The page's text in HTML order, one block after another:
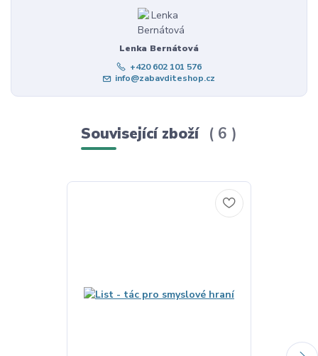
Lenka Bernátová
+420 602 101 576
info@zabavditeshop.cz
Související zboží 6